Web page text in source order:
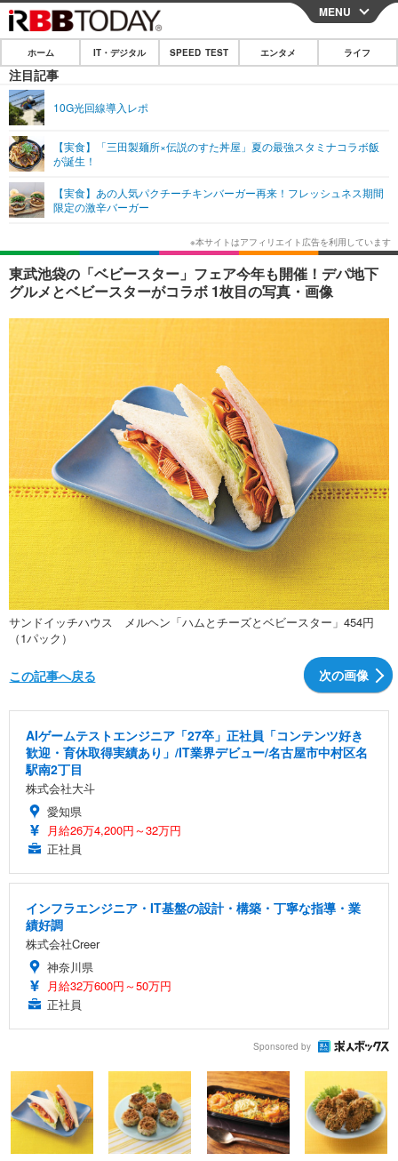
CLOSE
ホーム
IT・デジタル
ネタ
ショッピング その他
SPEED TEST
エンタメ
エンタメTOP
韓国・芸能
音楽 スポーツ
ショッピング
ライフ
ライフTOP グルメ
ペット ショッピング
その他
リリース一覧
プッシュ通知の停止方法
MENU
ホーム IT・デジタル SPEED TEST エンタメ ライフ
注目記事
10G光回線導入レポ
【実食】「三田製麺所×伝説のすた丼屋」夏の最強スタミナコラボ飯
が誕生！
【実食】あの人気パクチーチキンバーガー再来！フレッシュネス期間
限定の激辛バーガー
東武池袋の「ベビースター」フェア今年も開催！デパ地下
グルメとベビースターがコラボ 1枚目の写真・画像
サンドイッチハウス メルヘン「ハムとチーズとベビースター」454円
（1パック）
次の画像
この記事へ戻る
AIゲームテストエンジニア「27卒」正社員「コンテンツ好き
歓迎・育休取得実績あり」/IT業界デビュー/名古屋市中村区名
駅南2丁目
株式会社大斗
愛知県
月給26万4,200円～32万円
正社員
インフラエンジニア・IT基盤の設計・構築・丁寧な指導・業
績好調
株式会社Creer
神奈川県
月給32万600円～50万円
正社員
Sponsored by